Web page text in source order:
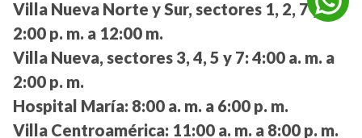
Villa Nueva Norte y Sur, sectores 1, 2, 7 y 8:
2:00 p. m. a 12:00 m.
Villa Nueva, sectores 3, 4, 5 y 7: 4:00 a. m. a
2:00 p. m.
Hospital María: 8:00 a. m. a 6:00 p. m.
Villa Centroamérica: 11:00 a. m. a 8:00 p. m.